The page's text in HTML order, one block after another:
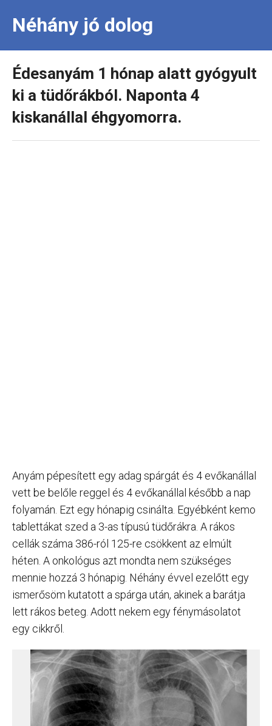
Néhány jó dolog
Édesanyám 1 hónap alatt gyógyult
ki a tüdőrákból. Naponta 4
kiskanállal éhgyomorra.
Anyám pépesített egy adag spárgát és 4 evőkanállal
vett be belőle reggel és 4 evőkanállal később a nap
folyamán. Ezt egy hónapig csinálta. Egyébként kemo
tablettákat szed a 3-as típusú tüdőrákra. A rákos
cellák száma 386-ról 125-re csökkent az elmúlt
héten. A onkológus azt mondta nem szükséges
mennie hozzá 3 hónapig. Néhány évvel ezelőtt egy
ismerősöm kutatott a spárga után, akinek a barátja
lett rákos beteg. Adott nekem egy fénymásolatot
egy cikkről.